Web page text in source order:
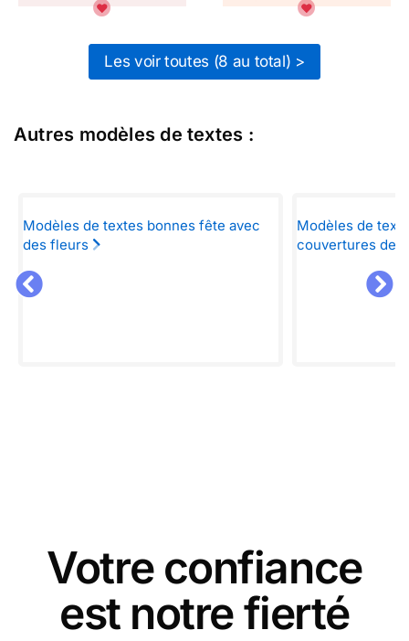
Les voir toutes (8 au total) >
Autres modèles de textes :
Modèles de textes bonnes fête avec
des fleurs
Modèles de
couvertures de
Votre confiance
est notre fierté